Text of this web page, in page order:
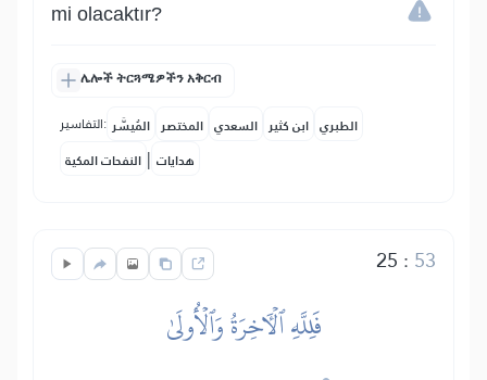
mi olacaktır?
ሌሎች ትርጓሜዎችን አቅርብ
التفاسير: المُيسَّر المختصر السعدي ابن كثير الطبري
النفحات المكية | هدايات
25 : 53
فَلِلَّهِ ٱلۡأٓخِرَةُ وَٱلۡأُولَىٰ